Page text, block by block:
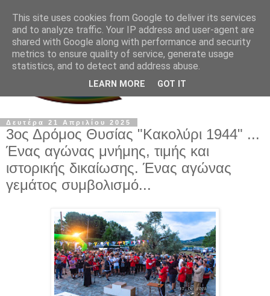
Δευτέρα 21 Απριλίου 2025
3ος Δρόμος Θυσίας "Κακολύρι 1944" ...
Ένας αγώνας μνήμης, τιμής και
ιστορικής δικαίωσης. Ένας αγώνας
γεμάτος συμβολισμό...
This site uses cookies from Google to deliver its services
and to analyze traffic. Your IP address and user-agent are
shared with Google along with performance and security
metrics to ensure quality of service, generate usage
statistics, and to detect and address abuse.
LEARN MORE GOT IT